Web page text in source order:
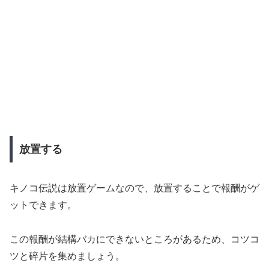
放置する
キノコ伝説は放置ゲームなので、放置することで報酬がゲ
ットできます。
この報酬が結構バカにできないところがあるため、コツコ
ツと碎片を集めましょう。